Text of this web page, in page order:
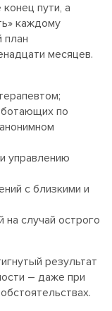
пути, а
каждому
план
месяцев.
по
управлению
с близкими и
на случай острого
результат
– даже при